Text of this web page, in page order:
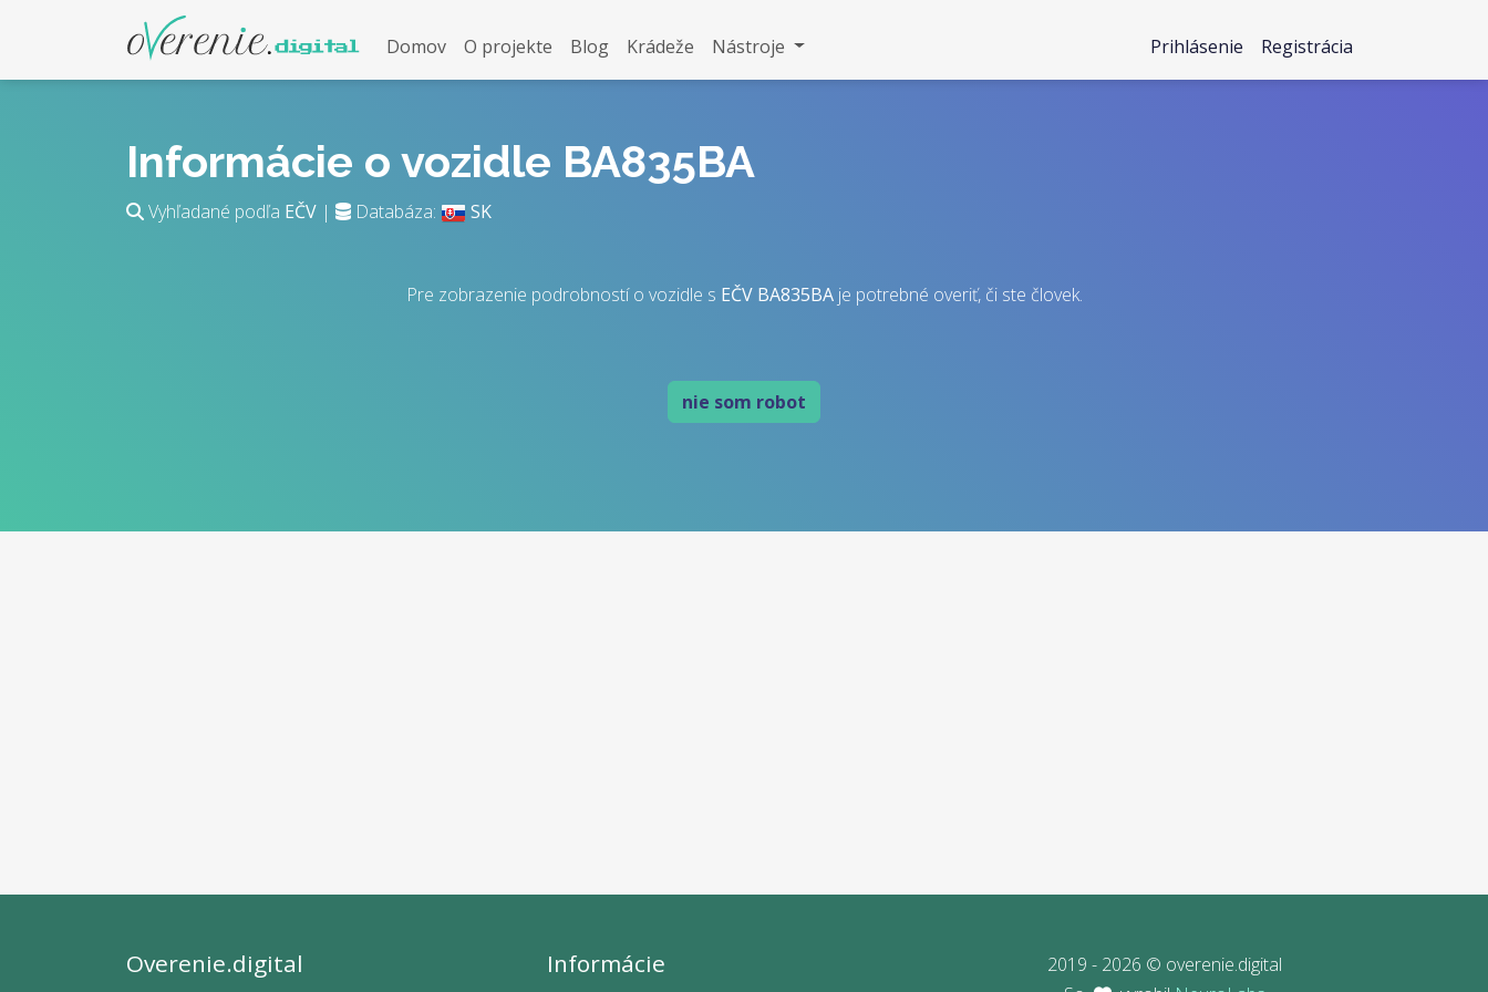
Domov O projekte Blog Krádeže Nástroje Prihlásenie Registrácia
Informácie o vozidle BA835BA
Vyhľadané podľa EČV | Databáza: SK
Pre zobrazenie podrobností o vozidle s EČV BA835BAje potrebné overiť, či ste človek.
nie som robot
Overenie.digital Informácie
2019 - 2026 © overenie.digital